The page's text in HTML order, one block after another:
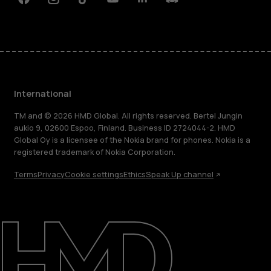
Repair, reuse, recycle
Sustainability
Support
FacebookInstagramTiktokYoutubeLinkedinDiscord
International
TM and © 2026 HMD Global. All rights reserved. Bertel Jungin
aukio 9, 02600 Espoo, Finland. Business ID 2724044-2. HMD
Global Oy is a licensee of the Nokia brand for phones. Nokia is a
registered trademark of Nokia Corporation.
TermsPrivacyCookie settingsEthicsSpeak Up channel